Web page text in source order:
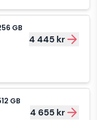
GB
4 445 kr
GB
4 655 kr